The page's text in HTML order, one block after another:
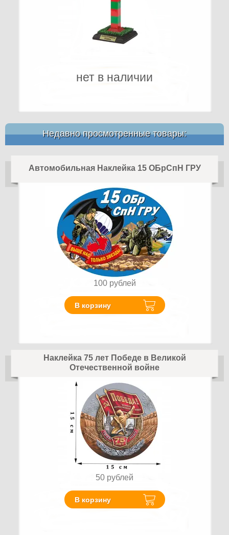
нет в наличии
Недавно просмотренные товары:
Автомобильная Наклейка 15 ОБрСпН ГРУ
100 рублей
В корзину
Наклейка 75 лет Победе в Великой
Отечественной войне
50 рублей
В корзину